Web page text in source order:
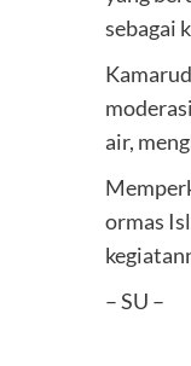
sebagai
air,
ormas
– SU –